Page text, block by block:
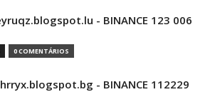
- BINANCE 123 006
0 COMENTÁRIOS
- BINANCE 112229